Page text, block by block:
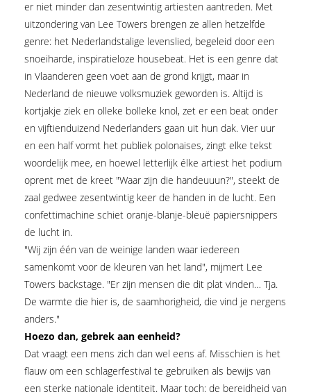
er niet minder dan zesentwintig artiesten aantreden. Met
uitzondering van Lee Towers brengen ze allen hetzelfde
genre: het Nederlandstalige levenslied, begeleid door een
snoeiharde, inspiratieloze housebeat. Het is een genre dat
in Vlaanderen geen voet aan de grond krijgt, maar in
Nederland de nieuwe volksmuziek geworden is. Altijd is
kortjakje ziek en olleke bolleke knol, zet er een beat onder
en vijftienduizend Nederlanders gaan uit hun dak. Vier uur
en een half vormt het publiek polonaises, zingt elke tekst
woordelijk mee, en hoewel letterlijk élke artiest het podium
oprent met de kreet "Waar zijn die handeuuun?", steekt de
zaal gedwee zesentwintig keer de handen in de lucht. Een
confettimachine schiet oranje-blanje-bleuë papiersnippers
de lucht in.
"Wij zijn één van de weinige landen waar iedereen
samenkomt voor de kleuren van het land", mijmert Lee
Towers backstage. "Er zijn mensen die dit plat vinden… Tja.
De warmte die hier is, de saamhorigheid, die vind je nergens
anders."
Hoezo dan, gebrek aan eenheid?
Dat vraagt een mens zich dan wel eens af. Misschien is het
flauw om een schlagerfestival te gebruiken als bewijs van
een sterke nationale identiteit. Maar toch: de bereidheid van